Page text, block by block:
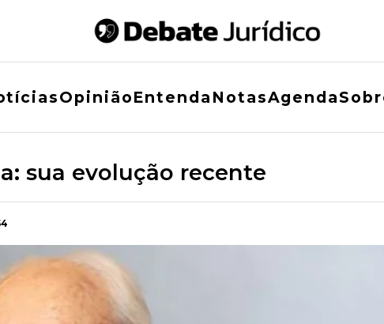
OpiniãoEntenda NotasAgenda
sua evolução recente